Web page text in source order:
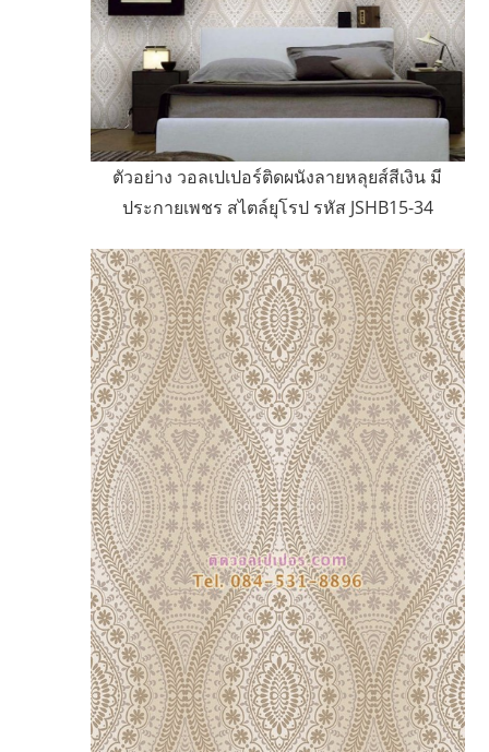
ตัวอย่าง วอลเปเปอร์ติดผนังลายหลุยส์สีเงิน มี
ประกายเพชร สไตล์ยุโรป รหัส JSHB15-34